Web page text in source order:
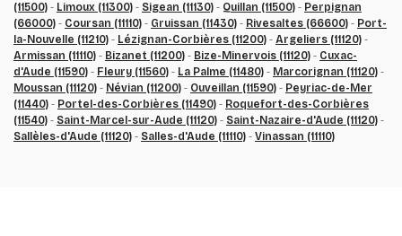
(11500) - Limoux (11300) - Sigean (11130) - Quillan (11500) - Perpignan
(66000) - Coursan (11110) - Gruissan (11430) - Rivesaltes (66600) - Port-
la-Nouvelle (11210) - Lézignan-Corbières (11200) - Argeliers (11120) -
Armissan (11110) - Bizanet (11200) - Bize-Minervois (11120) - Cuxac-
d'Aude (11590) - Fleury (11560) - La Palme (11480) - Marcorignan (11120) -
Moussan (11120) - Névian (11200) - Ouveillan (11590) - Peyriac-de-Mer
(11440) - Portel-des-Corbières (11490) - Roquefort-des-Corbières
(11540) - Saint-Marcel-sur-Aude (11120) - Saint-Nazaire-d'Aude (11120) -
Sallèles-d'Aude (11120) - Salles-d'Aude (11110) - Vinassan (11110)